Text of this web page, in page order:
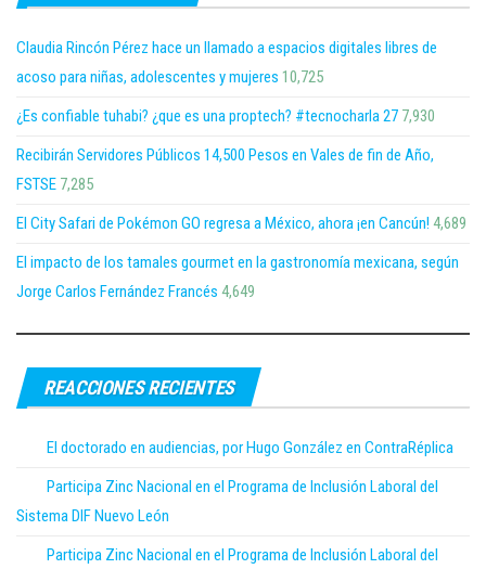
Claudia Rincón Pérez hace un llamado a espacios digitales libres de
acoso para niñas, adolescentes y mujeres 10,725
¿Es confiable tuhabi? ¿que es una proptech? #tecnocharla 27 7,930
Recibirán Servidores Públicos 14,500 Pesos en Vales de fin de Año,
FSTSE 7,285
El City Safari de Pokémon GO regresa a México, ahora ¡en Cancún! 4,689
El impacto de los tamales gourmet en la gastronomía mexicana, según
Jorge Carlos Fernández Francés 4,649
REACCIONES RECIENTES
El doctorado en audiencias, por Hugo González en ContraRéplica
Participa Zinc Nacional en el Programa de Inclusión Laboral del
Sistema DIF Nuevo León
Participa Zinc Nacional en el Programa de Inclusión Laboral del